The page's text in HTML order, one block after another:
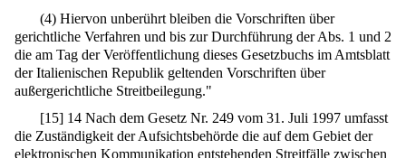
(4) Hiervon unberührt bleiben die Vorschriften über
gerichtliche Verfahren und bis zur Durchführung der Abs. 1 und 2
die am Tag der Veröffentlichung dieses Gesetzbuchs im Amtsblatt
der Italienischen Republik geltenden Vorschriften über
außergerichtliche Streitbeilegung."
[15] 14 Nach dem Gesetz Nr. 249 vom 31. Juli 1997 umfasst
die Zuständigkeit der Aufsichtsbehörde die auf dem Gebiet der
elektronischen Kommunikation entstehenden Streitfälle zwischen